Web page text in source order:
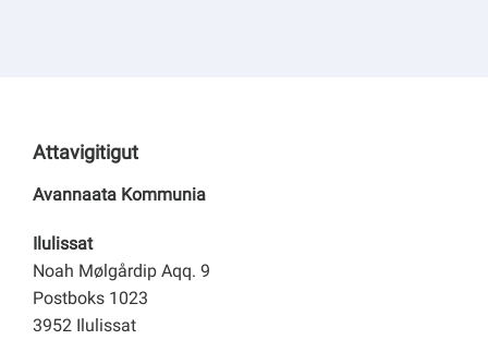
Attavigitigut
Avannaata Kommunia
Ilulissat
Noah Mølgårdip Aqq. 9
Postboks 1023
3952 Ilulissat